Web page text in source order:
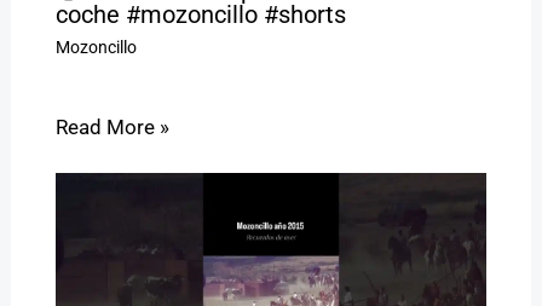
coche #mozoncillo #shorts
Mozoncillo
Read More »